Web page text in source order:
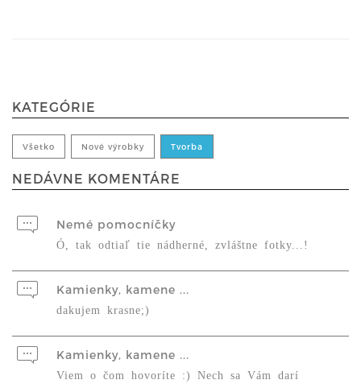
KATEGÓRIE
Všetko Nové výrobky Tvorba
NEDÁVNE KOMENTÁRE
Nemé pomocníčky
Ó, tak odtiaľ tie nádherné, zvláštne fotky...!
Kamienky, kamene ...
dakujem krasne;)
Kamienky, kamene ...
Viem o čom hovoríte :) Nech sa Vám darí